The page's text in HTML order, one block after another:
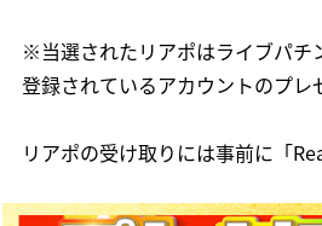
※当選されたリアポはライブパチ
登録されているアカウントのプレ
リアポの受け取りには事前に「